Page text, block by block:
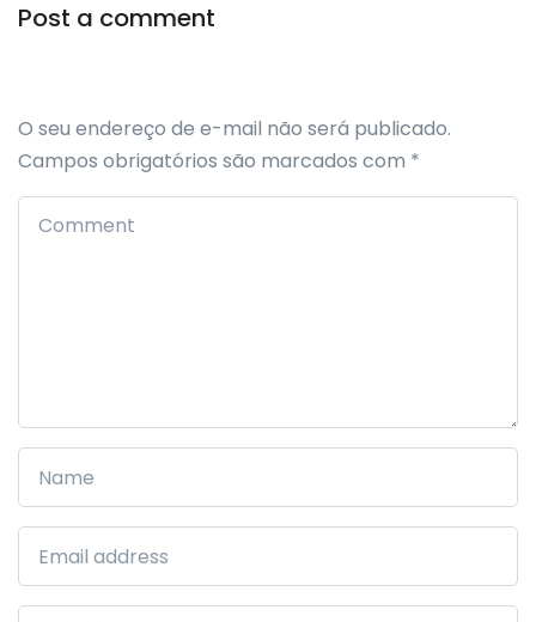
Post a comment
O seu endereço de e-mail não será publicado.
Campos obrigatórios são marcados com *